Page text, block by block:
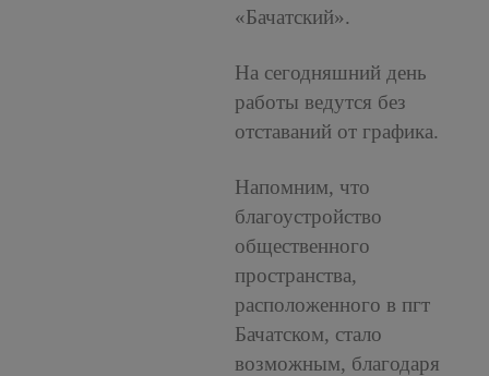
«Бачатский».
На сегодняшний день
работы ведутся без
отставаний от графика.
Напомним, что
благоустройство
общественного
пространства,
расположенного в пгт
Бачатском, стало
возможным, благодаря